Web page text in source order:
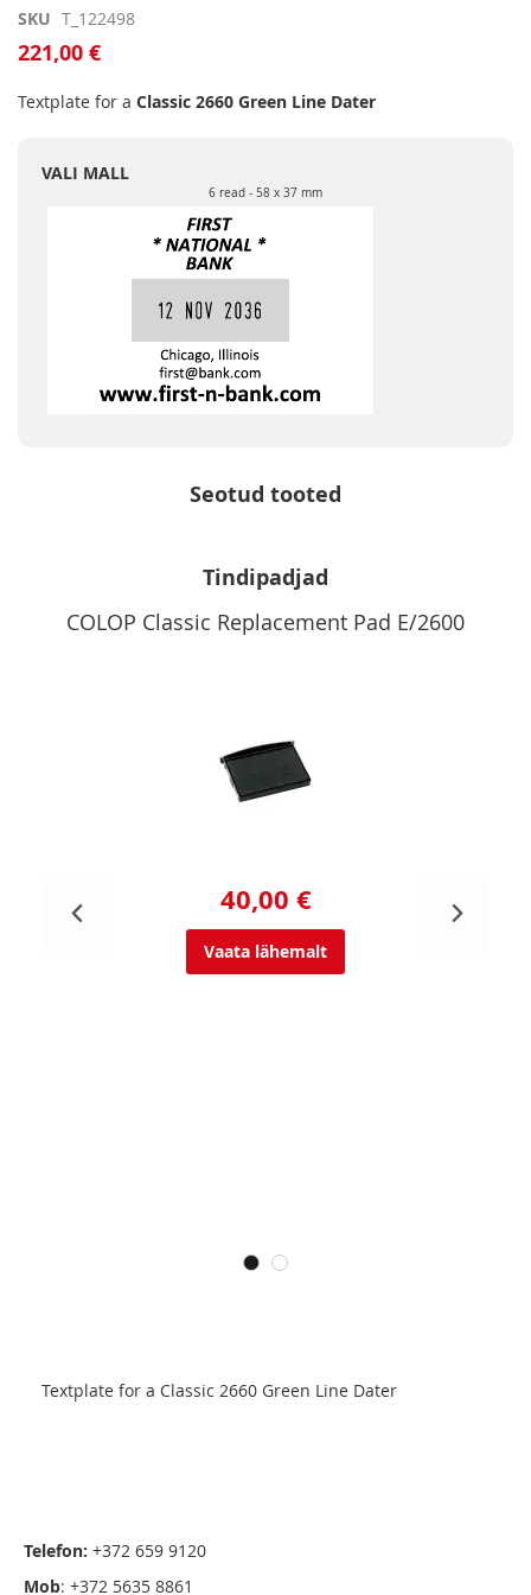
Skip
to
the
of
gallery
SKU T_122498
221,00 €
Textplate for a Classic 2660 Green Line Dater
VALI MALL
6 read 58 x 37 mm
Seotud tooted
Tindipadjad
COLOP Classic Replacement Pad E/2600
40,00 €
Vaata lähemalt
Textplate for a Classic 2660 Green Line Dater
Telefon: +372 659 9120
Mob: +372 5635 8861